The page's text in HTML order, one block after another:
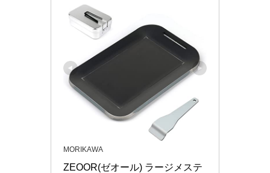
MORIKAWA
ZEOOR(ゼオール) ラージメステ